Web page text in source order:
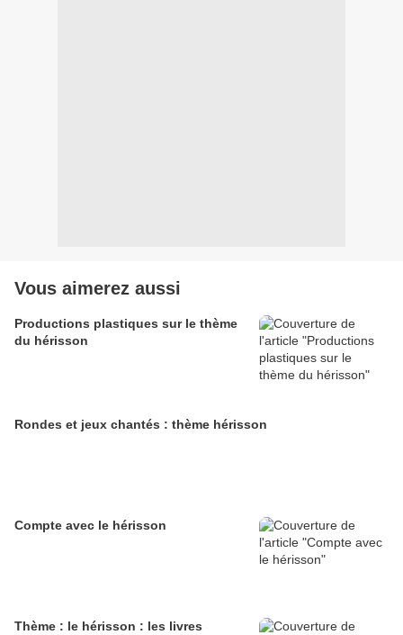
Vous aimerez aussi
Productions plastiques sur le thème
du hérisson
Rondes et jeux chantés : thème hérisson
Compte avec le hérisson
Thème : le hérisson : les livres